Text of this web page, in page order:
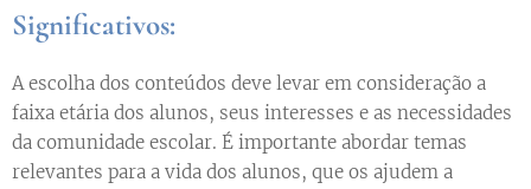
Significativos:
A escolha dos conteúdos deve levar em consideração a
faixa etária dos alunos, seus interesses e as necessidades
da comunidade escolar. É importante abordar temas
relevantes para a vida dos alunos, que os ajudem a